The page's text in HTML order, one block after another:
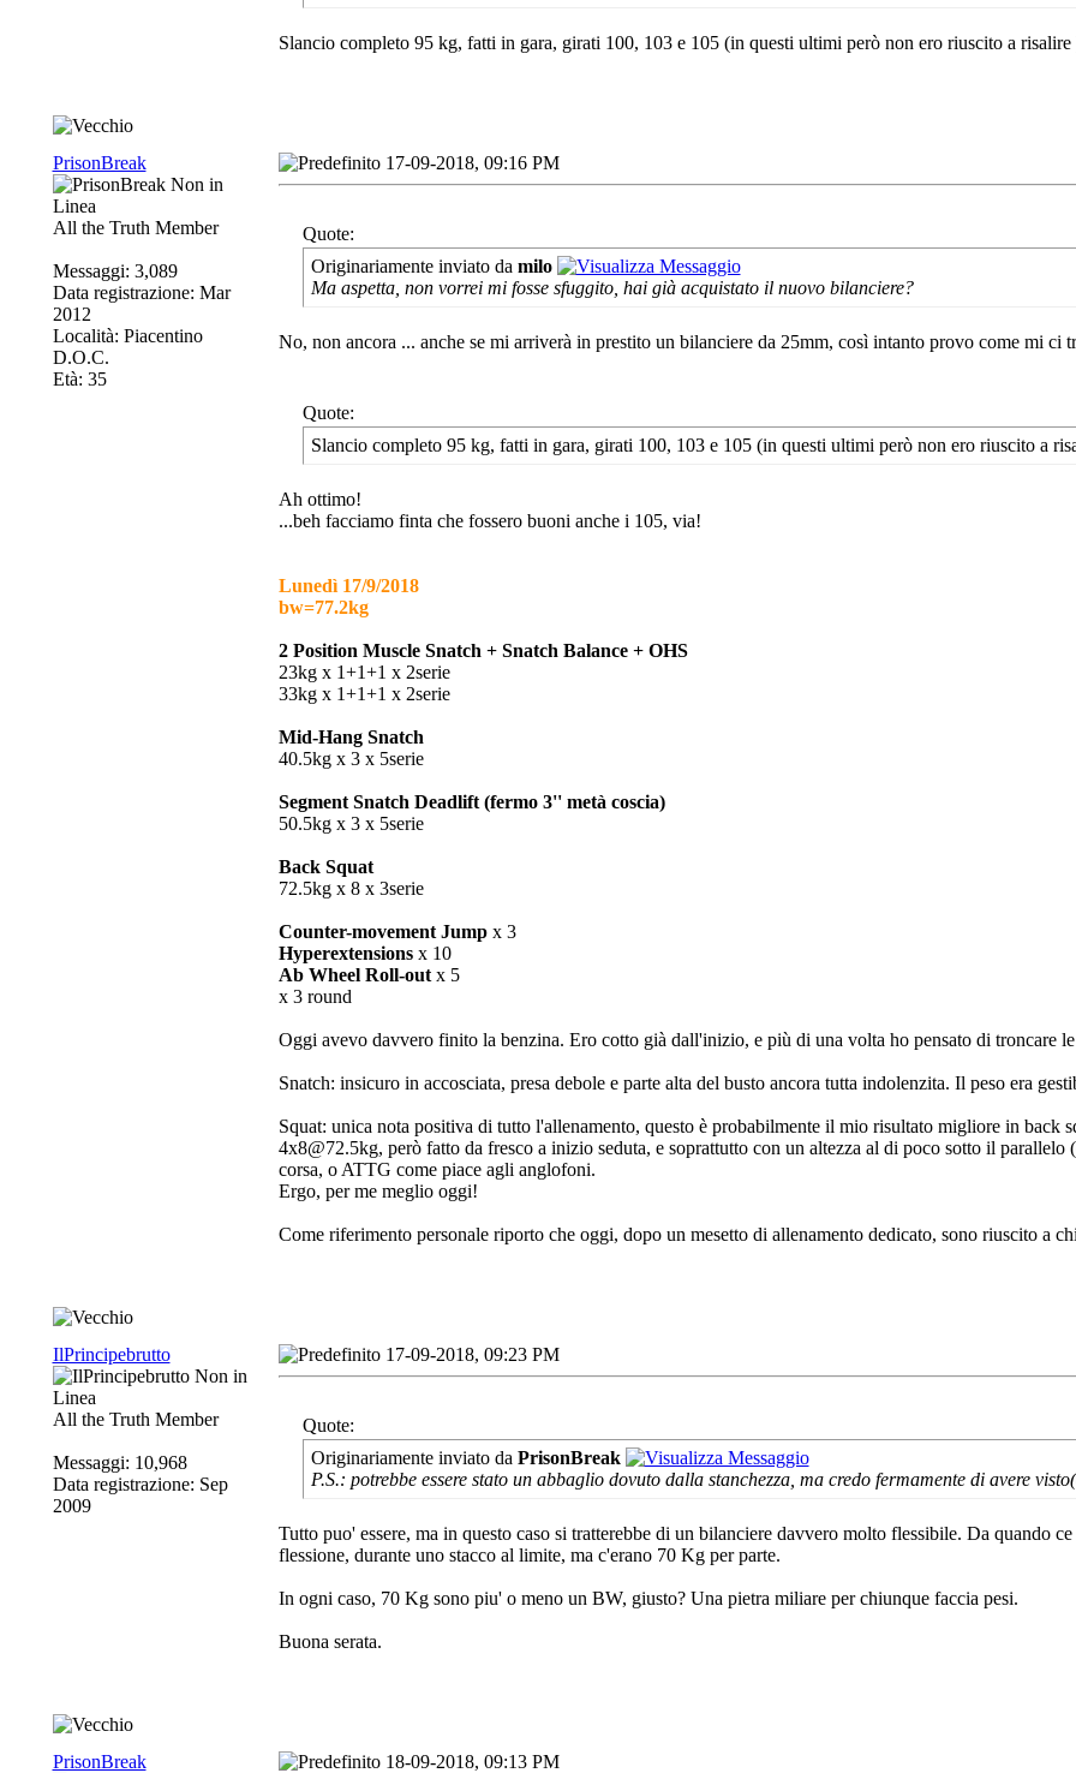
Slancio completo 95 kg, fatti in gara, girati 100, 103 e 105 (in questi ultimi però non ero riuscito a risalire
PrisonBreak
All the Truth Member
Messaggi: 3,089
Data registrazione: Mar
2012
Località: Piacentino
D.O.C.
Età: 35
17-09-2018, 09:16 PM
Quote:
Originariamente inviato da milo
Ma aspetta, non vorrei mi fosse sfuggito, hai già acquistato il nuovo bilanciere?
No, non ancora ... anche se mi arriverà in prestito un bilanciere da 25mm, così intanto provo come mi
Quote:
Slancio completo 95 kg, fatti in gara, girati 100, 103 e 105 (in questi ultimi però non ero riuscito a
Ah ottimo!
...beh facciamo finta che fossero buoni anche i 105, via!
Lunedì 17/9/2018
bw=77.2kg
2 Position Muscle Snatch + Snatch Balance + OHS
23kg x 1+1+1 x 2serie
33kg x 1+1+1 x 2serie
Mid-Hang Snatch
40.5kg x 3 x 5serie
Segment Snatch Deadlift (fermo 3'' metà coscia)
50.5kg x 3 x 5serie
Back Squat
72.5kg x 8 x 3serie
Counter-movement Jumpx 3
Hyperextensionsx 10
Ab Wheel Roll-outx 5
x 3 round
Oggi avevo davvero finito la benzina. Ero cotto già dall'inizio, e più di una volta ho pensato di troncare le
Snatch: insicuro in accosciata, presa debole e parte alta del busto ancora tutta indolenzita. Il peso era
Squat: unica nota positiva di tutto l'allenamento, questo è probabilmente il mio risultato migliore in back
4x8@72.5kg, però fatto da fresco a inizio seduta, e soprattutto con un altezza al di poco sotto il
corsa, o ATTG come piace agli anglofoni.
Ergo, per me meglio oggi!
Come riferimento personale riporto che oggi, dopo un mesetto di allenamento dedicato, sono riuscito a
IlPrincipebrutto
All the Truth Member
Messaggi: 10,968
Data registrazione: Sep
2009
17-09-2018, 09:23 PM
Quote:
Originariamente inviato da PrisonBreak
P.S.: potrebbe essere stato un abbaglio dovuto dalla stanchezza, ma credo fermamente di avere
Tutto puo' essere, ma in questo caso si tratterebbe di un bilanciere davvero molto flessibile. Da quando
flessione, durante uno stacco al limite, ma c'erano 70 Kg per parte.
In ogni caso, 70 Kg sono piu' o meno un BW, giusto? Una pietra miliare per chiunque faccia pesi.
Buona serata.
PrisonBreak
18-09-2018, 09:13 PM